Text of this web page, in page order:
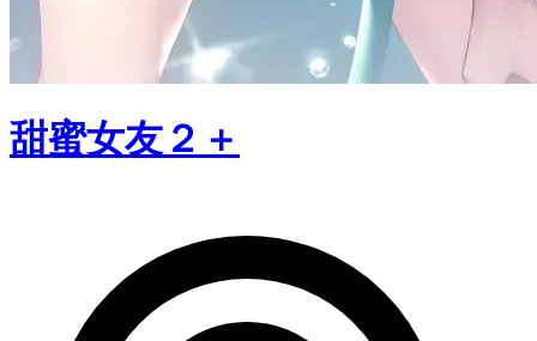
甜蜜女友２＋